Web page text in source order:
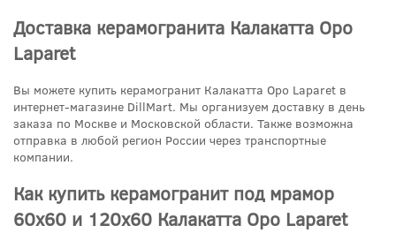
Доставка керамогранита Калакатта Оро
Laparet
Вы можете купить керамогранит Калакатта Оро Laparet в
интернет-магазине DillMart. Мы организуем доставку в день
заказа по Москве и Московской области. Также возможна
отправка в любой регион России через транспортные
компании.
Как купить керамогранит под мрамор
60x60 и 120x60 Калакатта Оро Laparet